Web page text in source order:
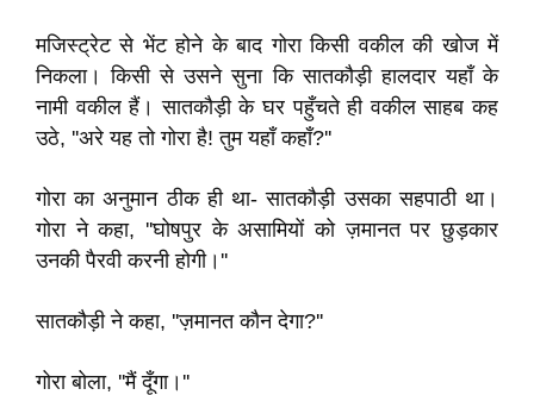
मजिस्ट्रेट से भेंट होने के बाद गोरा किसी वकील की खोज में
निकला। किसी से उसने सुना कि सातकौड़ी हालदार यहाँ के
नामी वकील हैं। सातकौड़ी के घर पहुँचते ही वकील साहब कह
उठे, ''अरे यह तो गोरा है! तुम यहाँ कहाँ?''
गोरा का अनुमान ठीक ही था- सातकौड़ी उसका सहपाठी था।
गोरा ने कहा, ''घोषपुर के असामियों को ज़मानत पर छुड़कार
उनकी पैरवी करनी होगी।''
सातकौड़ी ने कहा, ''ज़मानत कौन देगा?''
गोरा बोला, ''मैं दूँगा।''